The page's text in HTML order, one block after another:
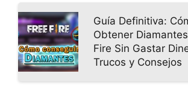
Guía Definitiva:
Obtener
Fire Sin Gastar
Trucos y Consejos